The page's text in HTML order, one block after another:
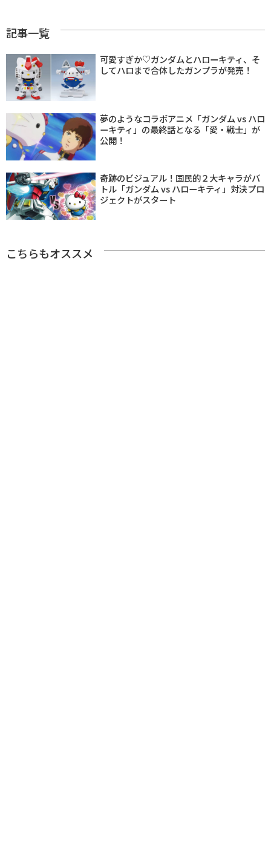
記事一覧
可愛すぎか♡ガンダムとハローキティ、そ
してハロまで合体したガンプラが発売！
夢のようなコラボアニメ「ガンダム vs ハロ
ーキティ」の最終話となる「愛・戦士」が
公開！
奇跡のビジュアル！国民的２大キャラがバ
トル「ガンダム vs ハローキティ」対決プロ
ジェクトがスタート
こちらもオススメ